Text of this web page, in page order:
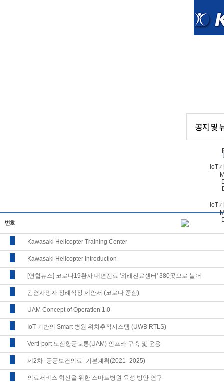
IoT
IoT
Kawasaki Helicopter Training Center
Kawasaki Helicopter Introduction
[연합뉴스] 코로나19환자 대면진료 '외래진료센터' 380곳으로 늘어
감염사망자 장례식장 제안서 (코로나 중심)
UAM Concept of Operation 1.0
IoT 기반의 Smart 병원 위치추적시스템 (UWB RTLS)
Verti-port 도심항공교통(UAM) 인프라 구축 및 운용
제2차_공공보건의료_기본계획(2021_2025)
의료서비스 혁신을 위한 스마트병원 육성 방안 연구